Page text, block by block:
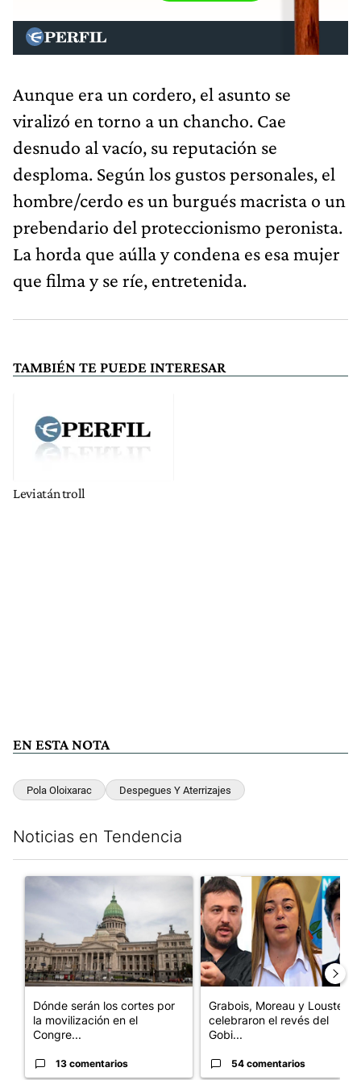
Aunque era un cordero, el asunto se
viralizó en torno a un chancho. Cae
desnudo al vacío, su reputación se
desploma. Según los gustos personales, el
hombre/cerdo es un burgués macrista o un
prebendario del proteccionismo peronista.
La horda que aúlla y condena es esa mujer
que filma y se ríe, entretenida.
TAMBIÉN TE PUEDE INTERESAR
Leviatán troll
EN ESTA NOTA
Pola Oloixarac Despegues Y Aterrizajes
Noticias en Tendencia
Un artículo de tendencia con el título "Dónde serán los cortes
Dónde serán los cortes por
la movilización en el
Congre...
13 comentarios
Un artículo de tendencia con
Grabois, Moreau y Lousteau
celebraron el revés del
Gobi...
54 comentarios